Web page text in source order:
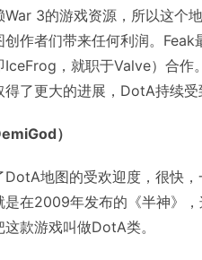
3的游戏资源，所以这个
作者们带来任何利润。
IceFrog，就职于Valve）合
了更大的进展，DotA持续受
）
DotA地图的受欢迎度，很快
在2009年发布的《半神》
款游戏叫做DotA类。